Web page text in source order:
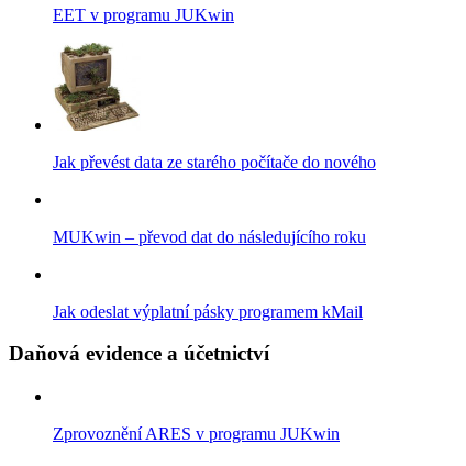
EET v programu JUKwin
Jak převést data ze starého počítače do nového
MUKwin – převod dat do následujícího roku
Jak odeslat výplatní pásky programem kMail
Daňová evidence a účetnictví
Zprovoznění ARES v programu JUKwin